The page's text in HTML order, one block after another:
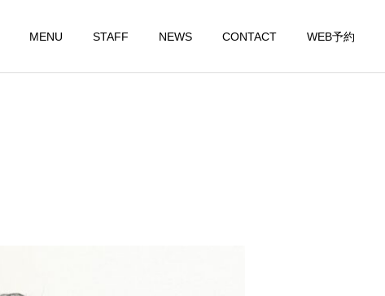
MENU STAFF NEWS CONTACT WEB予約